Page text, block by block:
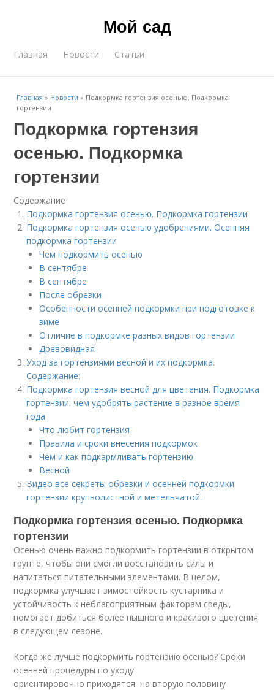
Мой сад
Главная Новости Статьи
Главная » Новости » Подкормка гортензия осенью. Подкормка
гортензии
Подкормка гортензия
осенью. Подкормка
гортензии
Содержание
Подкормка гортензия осенью. Подкормка гортензии
Подкормка гортензия осенью удобрениями. Осенняя
подкормка гортензии
Чем подкормить осенью
В сентябре
В сентябре
После обрезки
Особенности осенней подкормки при подготовке к
зиме
Отличие в подкормке разных видов гортензии
Древовидная
Уход за гортензиями весной и их подкормка.
Содержание:
Подкормка гортензия весной для цветения. Подкормка
гортензии: чем удобрять растение в разное время
года
Что любит гортензия
Правила и сроки внесения подкормок
Чем и как подкармливать гортензию
Весной
Видео все секреты обрезки и осенней подкормки
гортензии крупнолистной и метельчатой.
Подкормка гортензия осенью. Подкормка
гортензии
Осенью очень важно подкормить гортензии в открытом
грунте, чтобы они смогли восстановить силы и
напитаться питательными элементами. В целом,
подкормка улучшает зимостойкость кустарника и
устойчивость к неблагоприятным факторам среды,
помогает добиться более пышного и красивого цветения
в следующем сезоне.
Когда же лучше подкормить гортензию осенью? Сроки
осенней процедуры по уходу
ориентировочно приходятся на вторую половину